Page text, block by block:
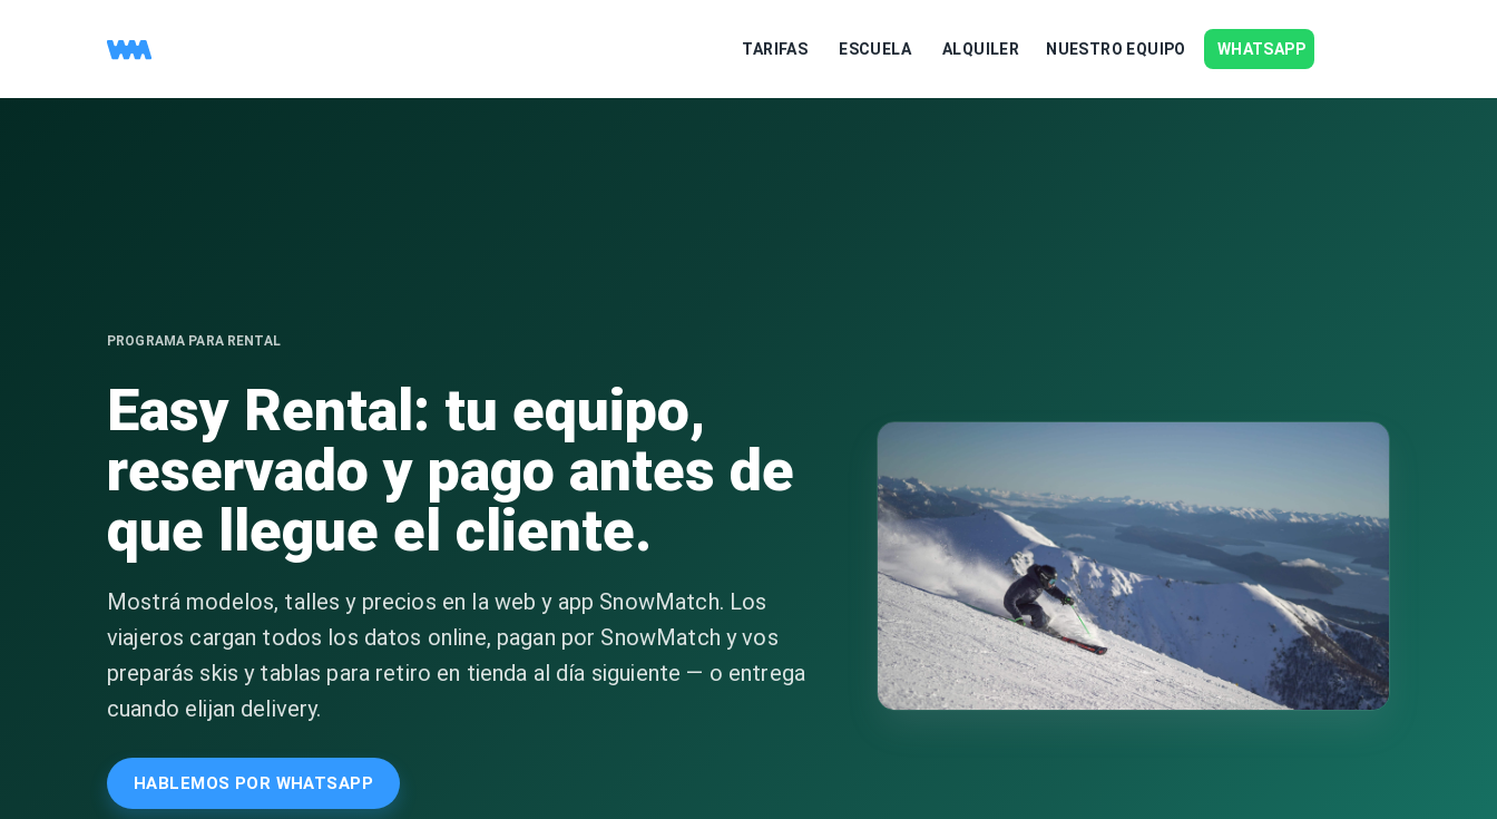
TARIFAS ESCUELA ALQUILER NUESTRO EQUIPO WHATSAPP
PROGRAMA PARA RENTAL
Easy Rental: tu equipo,
reservado y pago antes de
que llegue el cliente.
Mostrá modelos, talles y precios en la web y app SnowMatch. Los
viajeros cargan todos los datos online, pagan por SnowMatch y vos
preparás skis y tablas para retiro en tienda al día siguiente — o entrega
cuando elijan delivery.
HABLEMOS POR WHATSAPP